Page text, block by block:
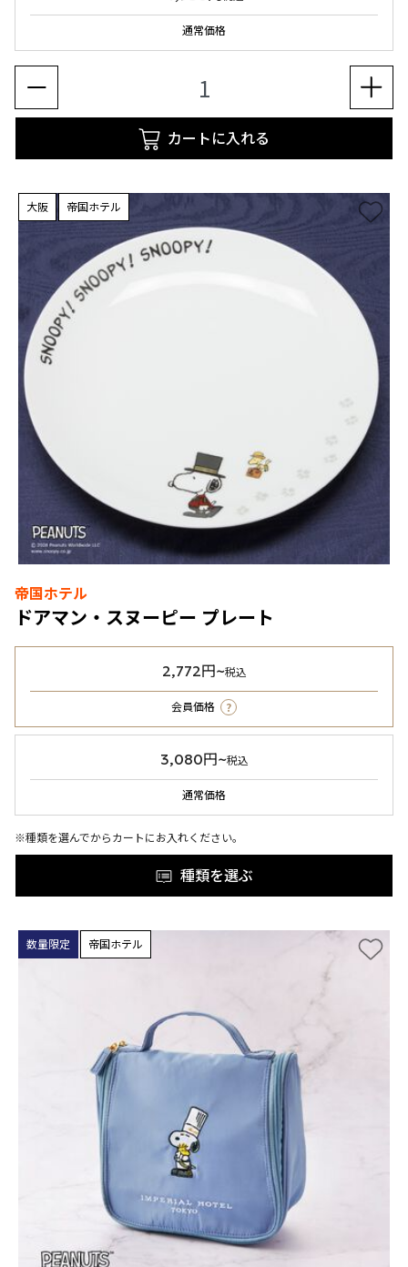
通常価格
カートに入れる
大阪 帝国ホテル
帝国ホテル
ドアマン・スヌーピー プレート
2,772円~税込
会員価格 ?
3,080円~税込
通常価格
※種類を選んでからカートにお入れください。
種類を選ぶ
数量限定 帝国ホテル